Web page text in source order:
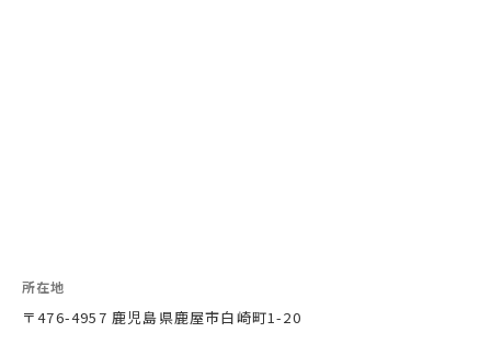
所在地
〒476-4957 鹿児島県鹿屋市白崎町1-20